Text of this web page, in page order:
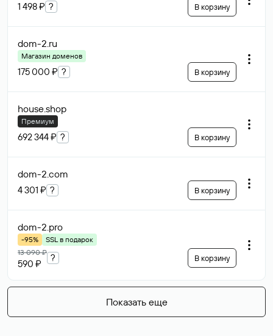
1 498 ₽ ? В корзину
dom-2.ru
Магазин доменов
175 000 ₽ ? В корзину
house.shop
Премиум
692 344 ₽ ? В корзину
dom-2.com
4 301 ₽ ? В корзину
dom-2.pro
-95%
SSL в подарок
13 090 ₽
590 ₽
? В корзину
Показать еще